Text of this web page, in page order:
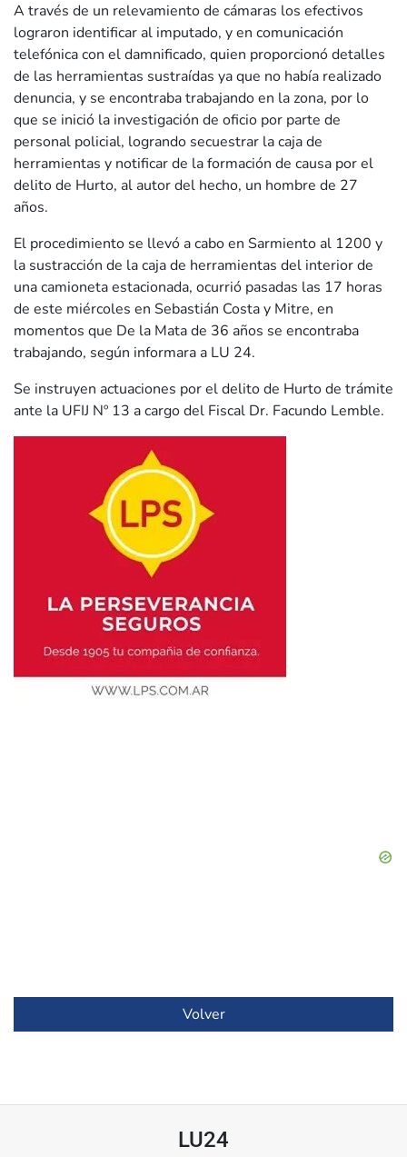
A través de un relevamiento de cámaras los efectivos
lograron identificar al imputado, y en comunicación
telefónica con el damnificado, quien proporcionó detalles
de las herramientas sustraídas ya que no había realizado
denuncia, y se encontraba trabajando en la zona, por lo
que se inició la investigación de oficio por parte de
personal policial, logrando secuestrar la caja de
herramientas y notificar de la formación de causa por el
delito de Hurto, al autor del hecho, un hombre de 27
años.
El procedimiento se llevó a cabo en Sarmiento al 1200 y
la sustracción de la caja de herramientas del interior de
una camioneta estacionada, ocurrió pasadas las 17 horas
de este miércoles en Sebastián Costa y Mitre, en
momentos que De la Mata de 36 años se encontraba
trabajando, según informara a LU 24.
Se instruyen actuaciones por el delito de Hurto de trámite
ante la UFIJ Nº 13 a cargo del Fiscal Dr. Facundo Lemble.
Volver
LU24